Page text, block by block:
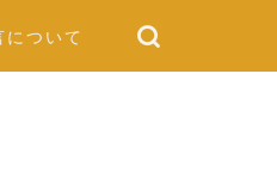
ついて